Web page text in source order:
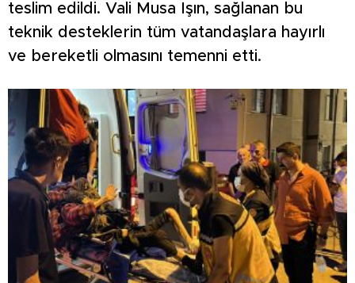
teslim edildi. Vali Musa Işın, sağlanan bu
teknik desteklerin tüm vatandaşlara hayırlı
ve bereketli olmasını temenni etti.